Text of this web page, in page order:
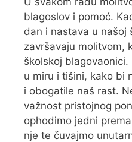
blagoslov i pomoć.
dan i nastava u našoj
završavaju molitvom,
školskoj
u miru i tišini, kako bi
i obogatile naš rast.
važnost pristojnog
ophodimo jedni
nje te čuvajmo